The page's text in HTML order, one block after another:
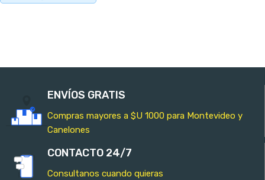
ENVÍOS GRATIS
Compras mayores a $U 1000 para Montevideo y
Canelones
CONTACTO 24/7
Consultanos cuando quieras